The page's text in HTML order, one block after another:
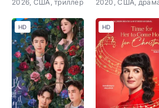
2026, США, триллер
HD HD